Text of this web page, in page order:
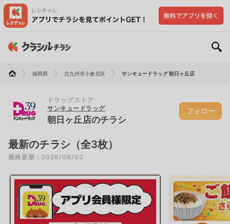
福岡県 北九州市小倉北区 サンキュードラッグ 朝日ヶ丘店
ドラッグストア
サンキュードラッグ
朝日ヶ丘店のチラシ
フォロー
最新のチラシ（全3枚）
最終更新：2026/08/03